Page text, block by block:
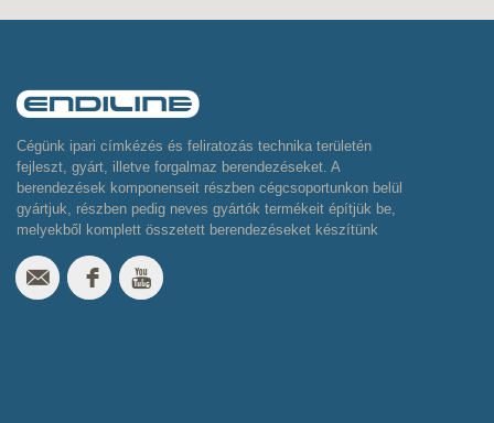
Cégünk ipari címkézés és feliratozás technika területén
fejleszt, gyárt, illetve forgalmaz berendezéseket. A
berendezések komponenseit részben cégcsoportunkon belül
gyártjuk, részben pedig neves gyártók termékeit építjük be,
melyekből komplett összetett berendezéseket készítünk